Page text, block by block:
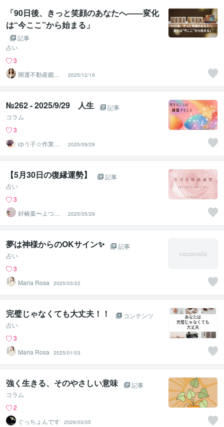
「90日後、きっと笑顔のあなたへ——変化
は“今ここ”から始まる」
記事
占い
3
開運不動産鑑定
士 Ayaka
2025/12/19
№262 - 2025/9/29 人生
記事
コラム
3
ゆう子☆作業療
法士＆ライフコ
ーチ
2025/09/29
【5月30日の復縁運勢】
記事
占い
3
好椿葉〜よつ
ば〜
2025/05/29
夢は神様からのOKサイン✨
記事
占い
3
Maria Rosa
2025/03/22
完璧じゃなくても大丈夫！！
コンテンツ
占い
3
Maria Rosa
2025/01/03
強く生きる、そのやさしい意味
記事
コラム
2
ぐっちょんです
2026/03/05